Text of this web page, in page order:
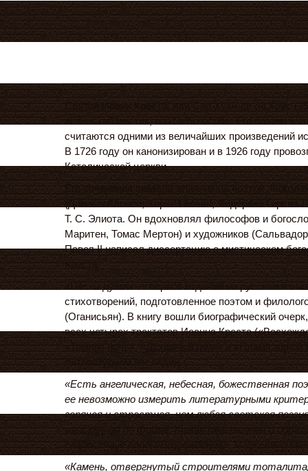
Святой Иоанн Креста, или Сан Хуан де ла Крус
испанский мистик, поэт и богослов. Его поэзия и
считаются одними из величайших произведений
В 1726 году он канонизирован и в 1926 году
Католической церкви.
Его сочинения оказали влияние на поэтов
(Дамасо Алонсо, Хорхе Гильен, Федерико Гарсиа
Т. С. Элиота. Он вдохновлял философов и
Маритен, Томас Мертон) и художников
Павел II написал диссертацию о мистическом
Креста.
«Песни души» — первое издание на русском
стихотворений, подготовленное поэтом и
(Оганисьян). В книгу вошли биографический
всех четырех трактатов Иоанна Креста
«Темная ночь», «Духовный гимн» и «Пламя живой
литературном наследии.
«Есть ангелическая, небесная, божественная
ее невозможно измерить литературными
горячая и страстная, чем любая светская
изысканная по форме, такая пластичная и
сладостные плоды Возрождения».Марселино
«Камень, отвергнутый строителями